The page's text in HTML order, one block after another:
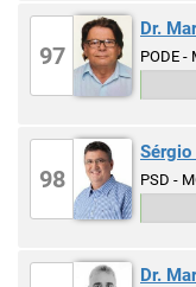
97
Dr.
PODE -
98 PSD -
Dr.